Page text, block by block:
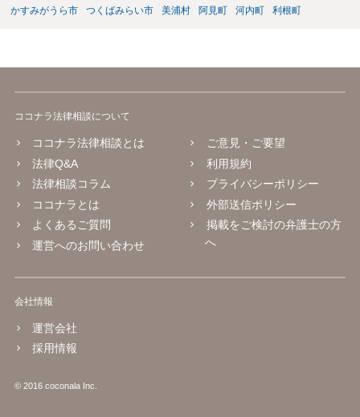
かすみがうら市
つくばみらい市 美浦村 阿見町 河内町 利根町
ココナラ法律相談について
ココナラ法律相談とは
法律Q&A
法律相談コラム
ココナラとは
よくあるご質問
運営へのお問い合わせ
ご意見・ご要望
利用規約
プライバシーポリシー
外部送信ポリシー
掲載をご検討の弁護士の方
へ
会社情報
運営会社
採用情報
© 2016 coconala Inc.